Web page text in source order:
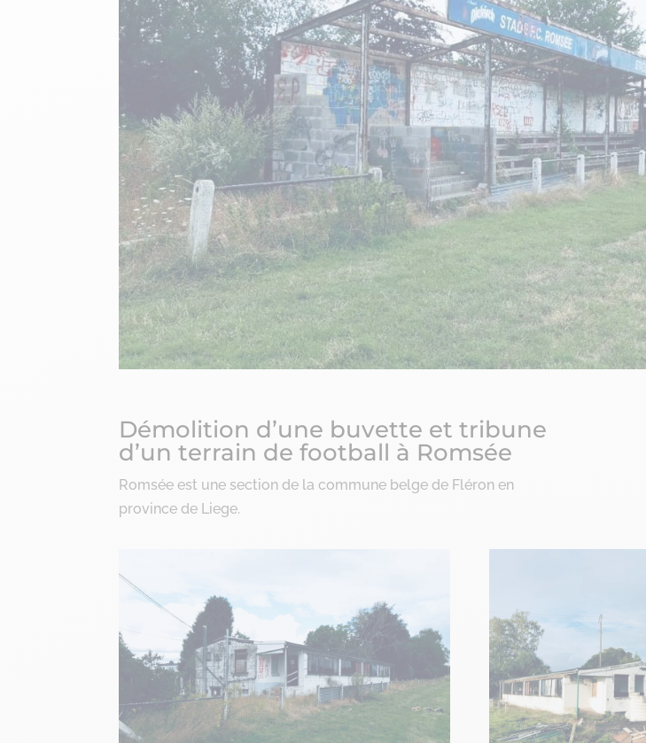
Démolition d’une buvette et tribune
d’un terrain de football à Romsée
Romsée est une section de la commune belge de Fléron en
province de Liege.